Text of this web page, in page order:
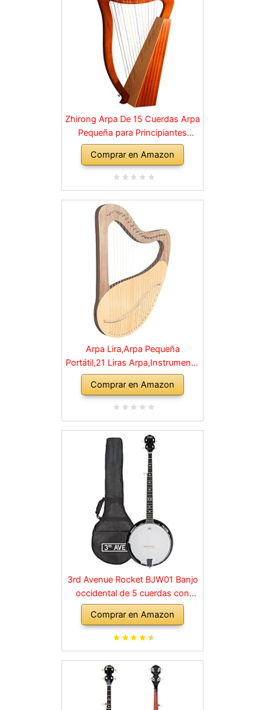
Zhirong Arpa De 15 Cuerdas Arpa
Pequeña para Principiantes
Instrumentos De Cuerda De
Madera con Llave Ajustable Bolsa
Negra con (Color : Brown, Size :
Comprar en Amazon
Arpa Lira,Arpa Pequeña
Portátil,21 Liras Arpa,Instrumento
De Cuerda,Instrumento Caoba
con Cuerdas,Lira,Fácil De
Operar,con Llave De Afinación Y
la música
Comprar en Amazon
3rd Avenue Rocket BJW01 Banjo
occidental de 5 cuerdas con
bolso
Comprar en Amazon